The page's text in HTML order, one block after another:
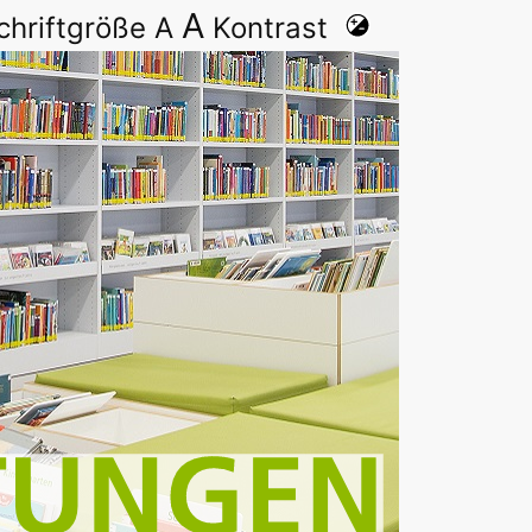
A A Kontrast